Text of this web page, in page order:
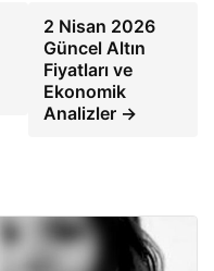
2 Nisan 2026
Güncel Altın
Fiyatları ve
Ekonomik
Analizler →